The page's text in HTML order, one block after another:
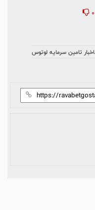
0
اخبار تامین سرمایه لوتوس